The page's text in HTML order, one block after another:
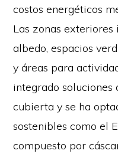
costos energéticos
Las zonas
albedo, espacios
y áreas para
integrado soluciones
cubierta y se ha
sostenibles como el
compuesto por